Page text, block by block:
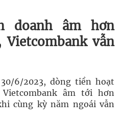
doanh âm hơn
vẫn
6/2023, dòng tiền hoạt
âm tới hơn
cùng kỳ năm ngoái vẫn